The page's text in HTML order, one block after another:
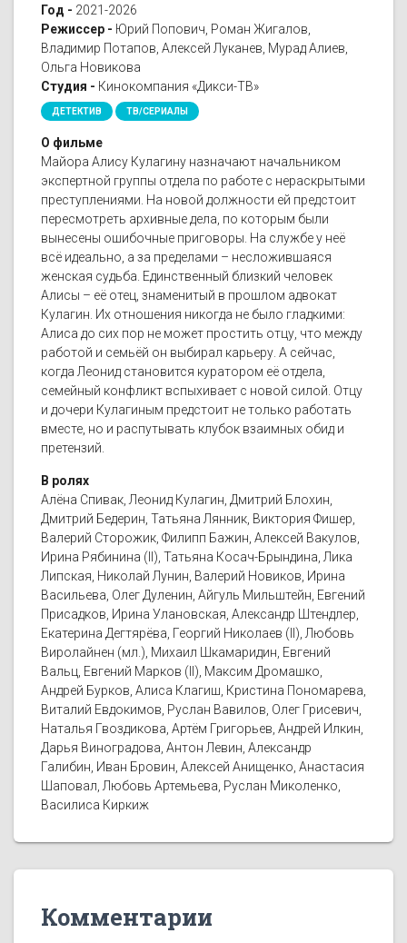
Год - 2021-2026
Режиссер - Юрий Попович, Роман Жигалов,
Владимир Потапов, Алексей Луканев, Мурад Алиев,
Ольга Новикова
Студия - Кинокомпания «Дикси-ТВ»
ДЕТЕКТИВ ТВ/СЕРИАЛЫ
О фильме
Майора Алису Кулагину назначают начальником
экспертной группы отдела по работе с нераскрытыми
преступлениями. На новой должности ей предстоит
пересмотреть архивные дела, по которым были
вынесены ошибочные приговоры. На службе у неё
всё идеально, а за пределами – несложившаяся
женская судьба. Единственный близкий человек
Алисы – её отец, знаменитый в прошлом адвокат
Кулагин. Их отношения никогда не было гладкими:
Алиса до сих пор не может простить отцу, что между
работой и семьёй он выбирал карьеру. А сейчас,
когда Леонид становится куратором её отдела,
семейный конфликт вспыхивает с новой силой. Отцу
и дочери Кулагиным предстоит не только работать
вместе, но и распутывать клубок взаимных обид и
претензий.
В ролях
Алёна Спивак, Леонид Кулагин, Дмитрий Блохин,
Дмитрий Бедерин, Татьяна Лянник, Виктория Фишер,
Валерий Сторожик, Филипп Бажин, Алексей Вакулов,
Ирина Рябинина (II), Татьяна Косач-Брындина, Лика
Липская, Николай Лунин, Валерий Новиков, Ирина
Васильева, Олег Дуленин, Айгуль Мильштейн, Евгений
Присадков, Ирина Улановская, Александр Штендлер,
Екатерина Дегтярёва, Георгий Николаев (II), Любовь
Виролайнен (мл.), Михаил Шкамаридин, Евгений
Вальц, Евгений Марков (II), Максим Дромашко,
Андрей Бурков, Алиса Клагиш, Кристина Пономарева,
Виталий Евдокимов, Руслан Вавилов, Олег Грисевич,
Наталья Гвоздикова, Артём Григорьев, Андрей Илкин,
Дарья Виноградова, Антон Левин, Александр
Галибин, Иван Бровин, Алексей Анищенко, Анастасия
Шаповал, Любовь Артемьева, Руслан Миколенко,
Василиса Киркиж
Комментарии